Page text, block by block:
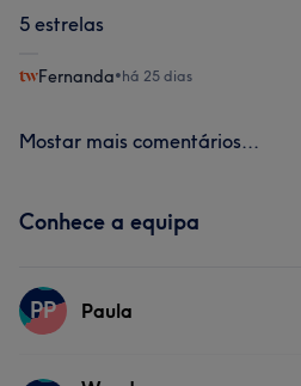
5 estrelas
Fernanda•há 25 dias
Mostar mais comentários...
Conhece a equipa
PP Paula